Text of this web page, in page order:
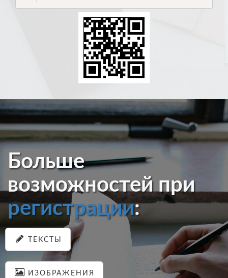
Больше
возможностей при
регистрации:
ТЕКСТЫ
ИЗОБРАЖЕНИЯ